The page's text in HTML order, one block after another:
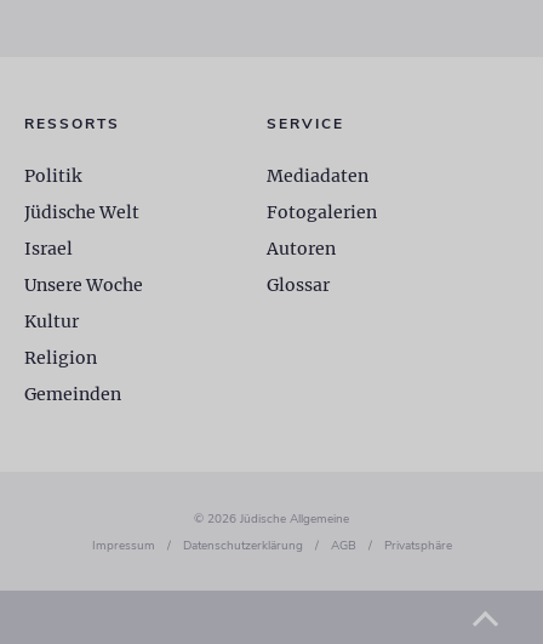
RESSORTS
Politik
Jüdische Welt
Israel
Unsere Woche
Kultur
Religion
Gemeinden
SERVICE
Mediadaten
Fotogalerien
Autoren
Glossar
© 2026 Jüdische Allgemeine
Impressum
/ Datenschutzerklärung / AGB / Privatsphäre